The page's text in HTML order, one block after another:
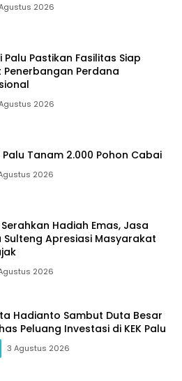
2026
Palu Pastikan Fasilitas Siap
Penerbangan Perdana
2026
Palu Tanam 2.000 Pohon Cabai
2026
Hadiah Emas, Jasa
Sulteng Apresiasi Masyarakat
2026
Hadianto Sambut Duta Besar
Peluang Investasi di KEK Palu
3 Agustus 2026